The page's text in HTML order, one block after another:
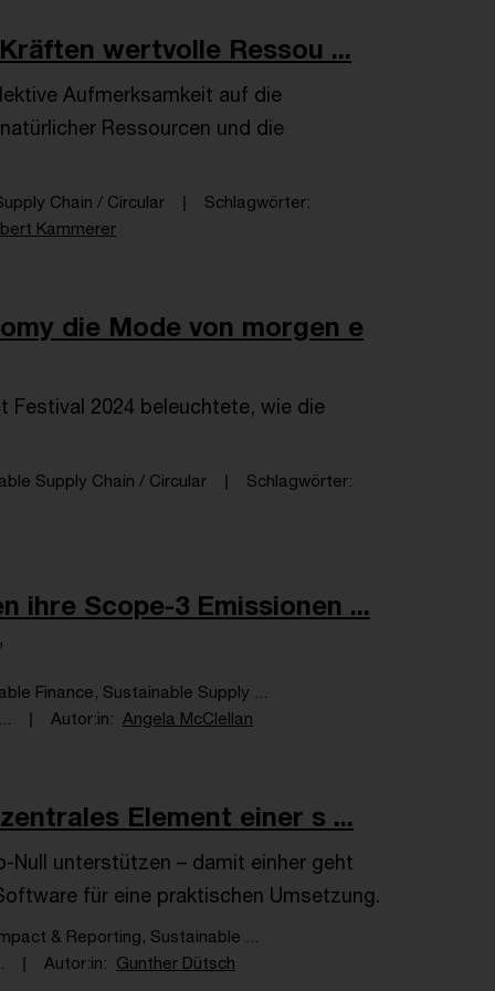
wertvolle Ressou ...
Aufmerksamkeit auf die
Ressourcen und die
Chain / Circular
Schlagwörter
Kammerer
die Mode von morgen e
Festival 2024 beleuchtete, wie die
Supply Chain / Circular
Schlagwörter
ihre Scope-3 Emissionen ...
Finance, Sustainable Supply ...
Autor:in Angela McClellan
Element einer s ...
Null unterstützen – damit einher geht
für eine praktischen Umsetzung.
& Reporting, Sustainable ...
Autor:in Gunther Dütsch